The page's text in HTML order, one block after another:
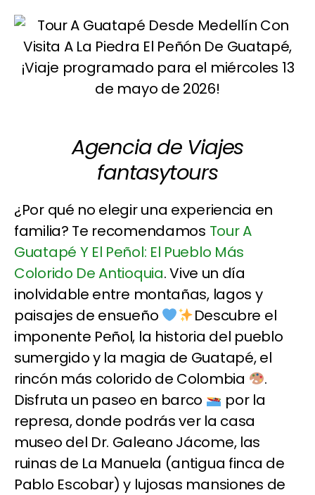
Agencia de Viajes
fantasytours
¿Por qué no elegir una experiencia en
familia? Te recomendamos Tour A
Guatapé Y El Peñol: El Pueblo Más
Colorido De Antioquia. Vive un día
inolvidable entre montañas, lagos y
paisajes de ensueño
Descubre el
imponente Peñol, la historia del pueblo
sumergido y la magia de Guatapé, el
rincón más colorido de Colombia
.
Disfruta un paseo en barco
por la
represa, donde podrás ver la casa
museo del Dr. Galeano Jácome, las
ruinas de La Manuela (antigua finca de
Pablo Escobar) y lujosas mansiones de